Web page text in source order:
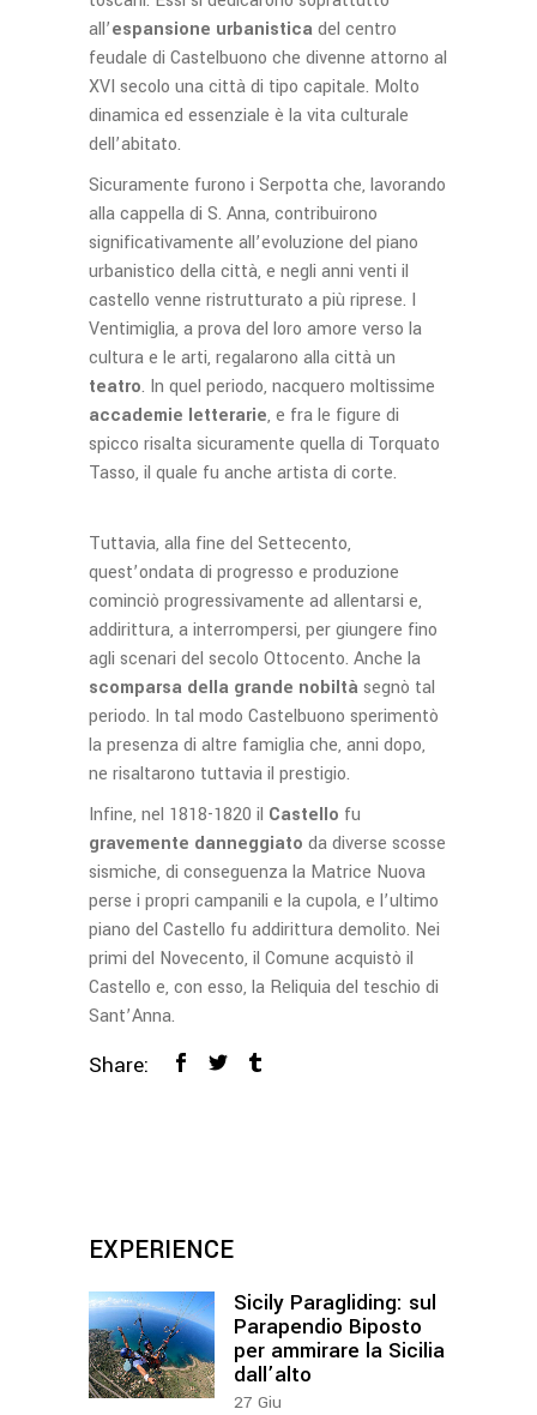
all’espansione urbanisticadel centro
feudale di Castelbuono che divenne attorno al
XVI secolo una città di tipo capitale. Molto
dinamica ed essenziale è la vita culturale
dell’abitato.
Sicuramente furono i Serpotta che, lavorando
alla cappella di S. Anna, contribuirono
significativamente all’evoluzione del piano
urbanistico della città, e negli anni venti il
castello venne ristrutturato a più riprese. I
Ventimiglia, a prova del loro amore verso la
cultura e le arti, regalarono alla città un
teatro. In quel periodo, nacquero moltissime
accademie letterarie, e fra le figure di
spicco risalta sicuramente quella di Torquato
Tasso, il quale fu anche artista di corte.
Tuttavia, alla fine del Settecento,
quest’ondata di progresso e produzione
cominciò progressivamente ad allentarsi e,
addirittura, a interrompersi, per giungere fino
agli scenari del secolo Ottocento. Anche la
scomparsa della grande nobiltàsegnò tal
periodo. In tal modo Castelbuono sperimentò
la presenza di altre famiglia che, anni dopo,
ne risaltarono tuttavia il prestigio.
Infine, nel 1818-1820 il Castello fu
gravemente danneggiato da diverse scosse
sismiche, di conseguenza la Matrice Nuova
perse i propri campanili e la cupola, e l’ultimo
piano del Castello fu addirittura demolito. Nei
primi del Novecento, il Comune acquistò il
Castello e, con esso, la Reliquia del teschio di
Sant’Anna.
Share:
EXPERIENCE
Sicily Paragliding: sul
Parapendio Biposto
per ammirare la Sicilia
dall’alto
27 Giu